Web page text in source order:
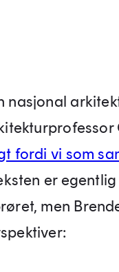
nasjonal
fordi vi som
er
men